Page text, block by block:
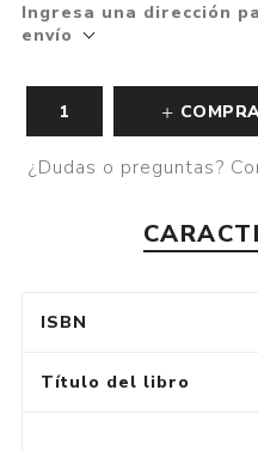
Ingresa una dirección
envío
¿Dudas o preguntas?
ISBN
Título del libro